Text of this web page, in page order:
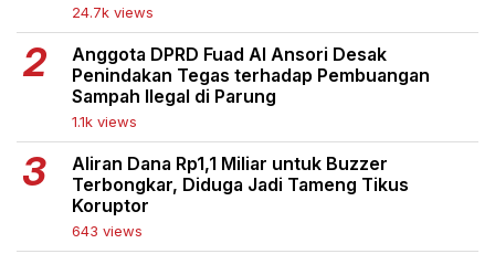
24.7k views
Anggota DPRD Fuad Al Ansori Desak
Penindakan Tegas terhadap Pembuangan
Sampah Ilegal di Parung
1.1k views
Aliran Dana Rp1,1 Miliar untuk Buzzer
Terbongkar, Diduga Jadi Tameng Tikus
Koruptor
643 views